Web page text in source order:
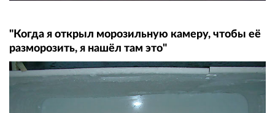
"Когда я открыл морозильную камеру, чтобы её
разморозить, я нашёл там это"